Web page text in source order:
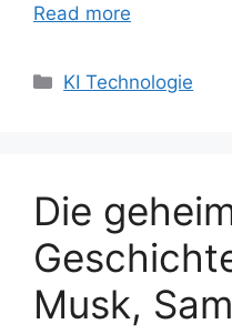
Read more
Categories
KI Technologie
Die
Musk,